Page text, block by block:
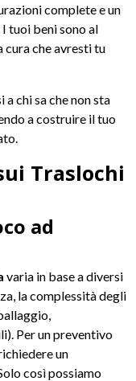
complete e un
tuoi beni sono al
cura che avresti tu
chi sa che non sta
a costruire il tuo
Traslochi
ad
varia in base a diversi
la complessità degli
Per un preventivo
un
così possiamo